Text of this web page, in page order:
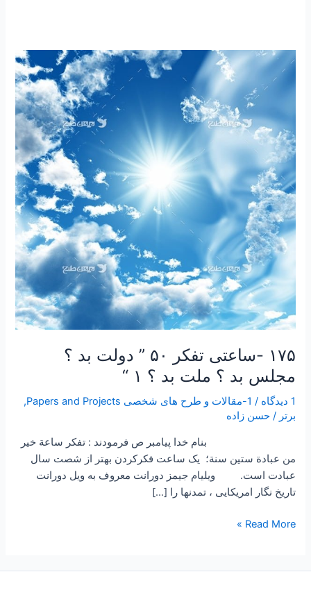
۱۷۵ -ساعتی تفکر ۵۰ ” دولت بد ؟
مجلس بد ؟ ملت بد ؟ ۱ “
1 دیدگاه / 1-مقالات و طرح های شخصی Papers and Projects
,
برتر /حسن زاده
بنام خدا پیامبر ص فرمودند : تفكر ساعة خير
من عبادة ستين سنة؛ یک ساعت فکرکردن بهتر از شصت سال
عبادت است. ویلیام جیمز دورانت معروف به ویل دورانت
تاریخ نگار امریکایی ، تمدنها را […]
۱۷۵
-ساعتی
تفکر
دولت
بد
؟
مجلس
بد
؟
ملت
Read More »